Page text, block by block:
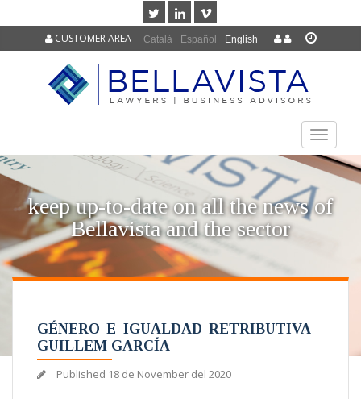
Català Español English
CUSTOMER AREA
TOGGLE
keep up-to-date on all the news of
Bellavista and the sector
GÉNERO E IGUALDAD RETRIBUTIVA –
GUILLEM GARCÍA
Published 18 de November del 2020